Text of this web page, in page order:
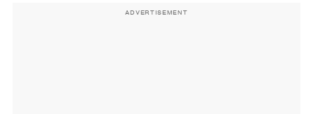
ADVERTISEMENT